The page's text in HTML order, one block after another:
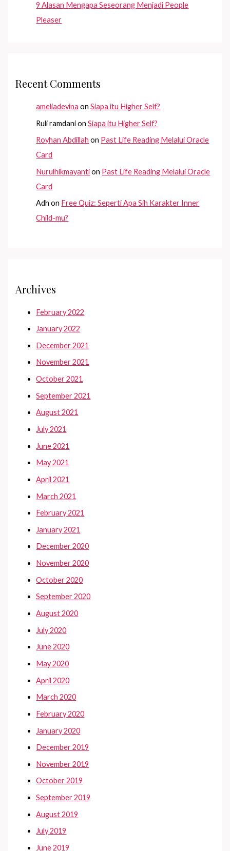
9 Alasan Mengapa Seseorang Menjadi People
Pleaser
Recent Comments
ameliadevina onSiapa itu Higher Self?
Ruli ramdanionSiapa itu Higher Self?
Royhan Abdillah on Past Life Reading Melalui Oracle
Card
Nurulhikmayantion Past Life Reading Melalui Oracle
Card
Adh on Free Quiz: Seperti Apa Sih Karakter Inner
Child-mu?
Archives
February 2022
January 2022
December 2021
November 2021
October 2021
September 2021
August 2021
July 2021
June 2021
May 2021
April 2021
March 2021
February 2021
January 2021
December 2020
November 2020
October 2020
September 2020
August 2020
July 2020
June 2020
May 2020
April 2020
March 2020
February 2020
January 2020
December 2019
November 2019
October 2019
September 2019
August 2019
July 2019
June 2019